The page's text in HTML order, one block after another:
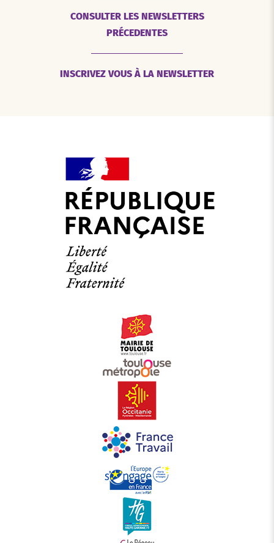
CONSULTER LES NEWSLETTERS
PRÉCEDENTES
INSCRIVEZ VOUS À LA NEWSLETTER